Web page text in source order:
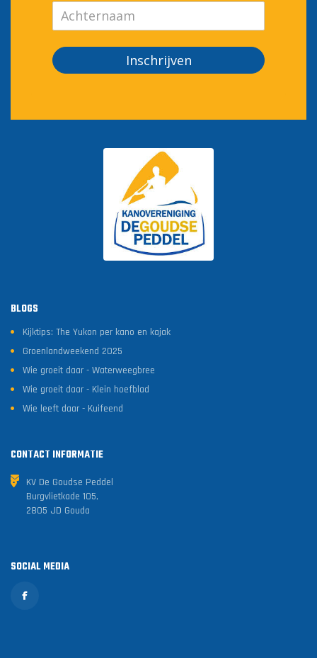
Inschrijven
BLOGS
Kijktips: The Yukon per kano en kajak
Groenlandweekend 2025
Wie groeit daar - Waterweegbree
Wie groeit daar - Klein hoefblad
Wie leeft daar - Kuifeend
CONTACT INFORMATIE
KV De Goudse Peddel
Burgvlietkade 105,
2805 JD Gouda
SOCIAL MEDIA